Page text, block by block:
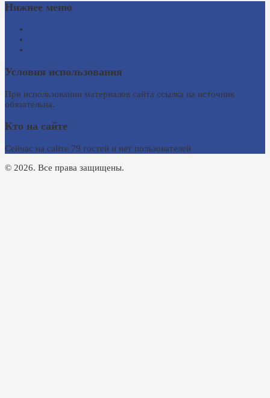
Нижнее меню
Условия использования
При использовании материалов сайта ссылка на источник
обязательна.
Кто на сайте
Сейчас на сайте 79 гостей и нет пользователей
© 2026. Все права защищены.